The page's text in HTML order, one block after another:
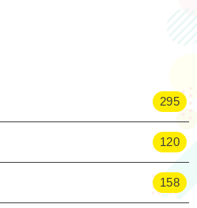
295
120
158